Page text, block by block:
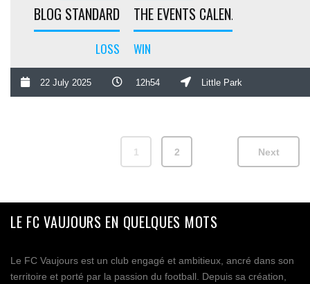
BLOG STANDARD
LOSS
THE EVENTS CALENDAR – STARTER
WIN
22 July 2025 12h54 Little Park
1 2 Next
LE FC VAUJOURS EN QUELQUES MOTS
Le FC Vaujours est un club engagé et ambitieux, ancré dans son
territoire et porté par la passion du football. Depuis sa création,